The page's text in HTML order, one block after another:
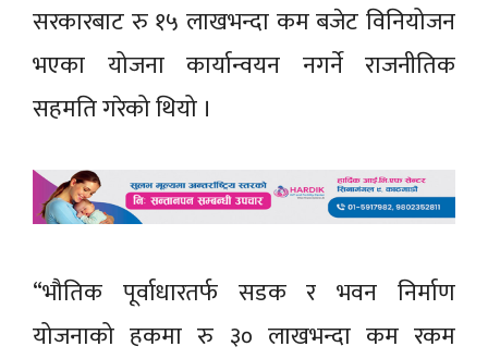
सरकारबाट रु १५ लाखभन्दा कम बजेट विनियोजन
भएका योजना कार्यान्वयन नगर्ने राजनीतिक
सहमति गरेको थियो ।
“भौतिक पूर्वाधारतर्फ सडक र भवन निर्माण
योजनाको हकमा रु ३० लाखभन्दा कम रकम